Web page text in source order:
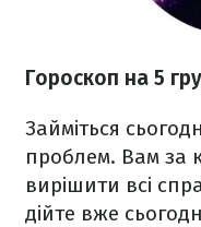
Гороскоп на 5
Займіться
проблем. Вам за
вирішити всі
дійте вже